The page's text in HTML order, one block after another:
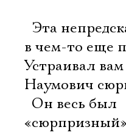
 Эта
в чем-то еще
Устраивал
Наумович
 Он весь был